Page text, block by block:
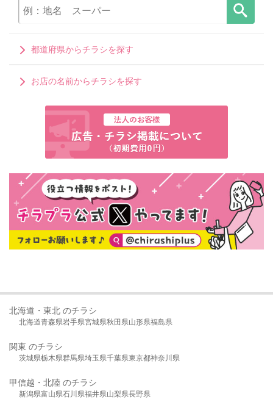
都道府県からチラシを探す
お店の名前からチラシを探す
北海道・東北 のチラシ
北海道青森県岩手県宮城県秋田県山形県福島県
関東 のチラシ
茨城県栃木県群馬県埼玉県千葉県東京都神奈川県
甲信越・北陸 のチラシ
新潟県富山県石川県福井県山梨県長野県